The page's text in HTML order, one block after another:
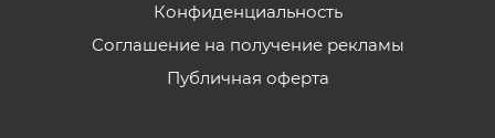
Конфиденциальность
Соглашение на получение рекламы
Публичная оферта